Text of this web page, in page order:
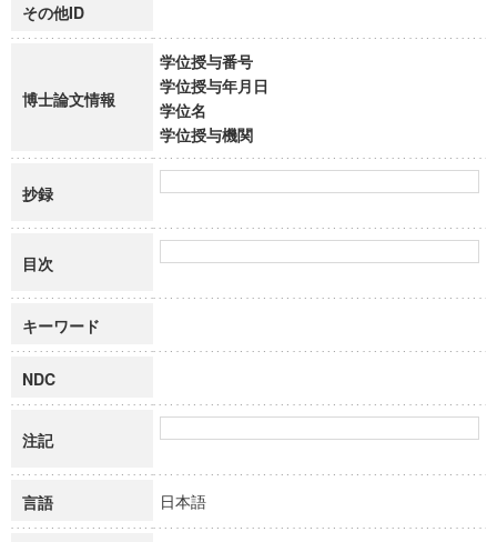
その他ID
博士論文情報
学位授与番号
学位授与年月日
学位名
学位授与機関
抄録
目次
キーワード
NDC
注記
言語 日本語